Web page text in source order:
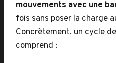
mouvements avec une
fois sans poser la charge
Concrètement, un cycle
comprend :